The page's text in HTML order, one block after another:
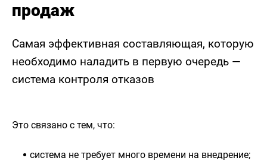
продаж
Самая эффективная составляющая, которую
необходимо наладить в первую очередь —
система контроля отказов
Это связано с тем, что:
система не требует много времени на внедрение;